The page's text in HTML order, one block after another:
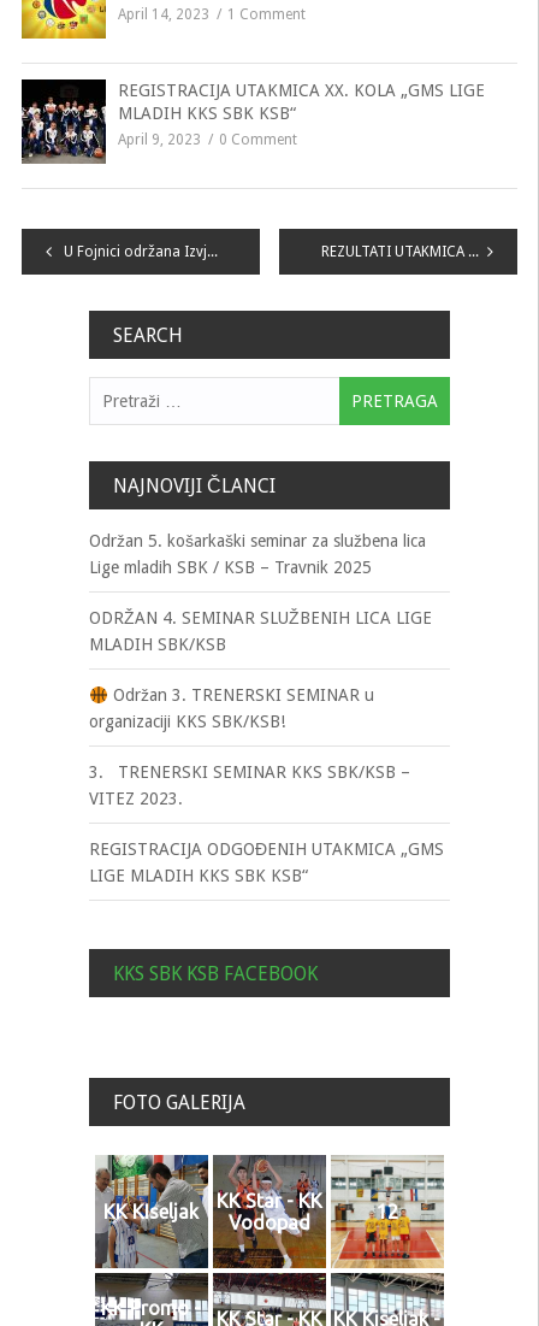
April 14, 2023 1 Comment
REGISTRACIJA UTAKMICA XX. KOLA „GMS LIGE
MLADIH KKS SBK KSB“
April 9, 2023 0 Comment
Navigacija U Fojnici održana Izvještajna Skupština KKS SBK/KSB REZULTATI UTAKMICA XII. KOLA „LIGE MLADIH KKS SBK KSB”
SEARCH
NAJNOVIJI ČLANCI
Održan 5. košarkaški seminar za službena lica
Lige mladih SBK / KSB – Travnik 2025
ODRŽAN 4. SEMINAR SLUŽBENIH LICA LIGE
MLADIH SBK/KSB
Održan 3. TRENERSKI SEMINAR u
organizaciji KKS SBK/KSB!
3. TRENERSKI SEMINAR KKS SBK/KSB –
VITEZ 2023.
REGISTRACIJA ODGOĐENIH UTAKMICA „GMS
LIGE MLADIH KKS SBK KSB“
KKS SBK KSB FACEBOOK
FOTO GALERIJA
KK KIseljak
KK Star - KK
Vodopad
12
KK Promo -
KK Star - KK KK Kiseljak -